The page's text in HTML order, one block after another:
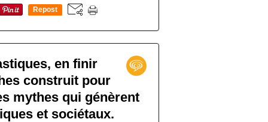
Repost
en finir
construit pour
mythes qui génèrent
et sociétaux.